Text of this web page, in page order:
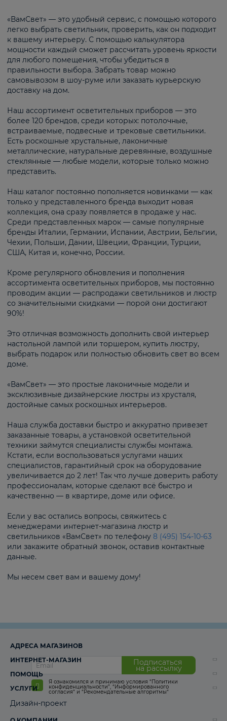
«ВамСвет» — это удобный сервис, с помощью которого
легко выбрать светильник, проверить, как он подходит
к вашему интерьеру. С помощью калькулятора
мощности каждый сможет рассчитать уровень яркости
для любого помещения, чтобы убедиться в
правильности выбора. Забрать товар можно
самовывозом в шоу-руме или заказать курьерскую
доставку на дом.
Наш ассортимент осветительных приборов — это
более 120 брендов, среди которых: потолочные,
встраиваемые, подвесные и трековые светильники.
Есть роскошные хрустальные, лаконичные
металлические, натуральные деревянные, воздушные
стеклянные — любые модели, которые только можно
представить.
Наш каталог постоянно пополняется новинками — как
только у представленного бренда выходит новая
коллекция, она сразу появляется в продаже у нас.
Среди представленных марок — самые популярные
бренды Италии, Германии, Испании, Австрии, Бельгии,
Чехии, Польши, Дании, Швеции, Франции, Турции,
США, Китая и, конечно, России.
Кроме регулярного обновления и пополнения
ассортимента осветительных приборов, мы постоянно
проводим акции — распродажи светильников и люстр
со значительными скидками — порой они достигают
90%!
Это отличная возможность дополнить свой интерьер
настольной лампой или торшером, купить люстру,
выбрать подарок или полностью обновить свет во всем
доме.
«ВамСвет» — это простые лаконичные модели и
эксклюзивные дизайнерские люстры из хрусталя,
достойные самых роскошных интерьеров.
Наша служба доставки быстро и аккуратно привезет
заказанные товары, а установкой осветительной
техники займутся специалисты службы монтажа.
Кстати, если воспользоваться услугами наших
специалистов, гарантийный срок на оборудование
увеличивается до 2 лет! Так что лучше доверить работу
профессионалам, которые сделают всё быстро и
качественно — в квартире, доме или офисе.
Если у вас остались вопросы, свяжитесь с
менеджерами интернет-магазина люстр и
светильников «ВамСвет» по телефону 8 (495) 154-10-63
или закажите обратный звонок, оставив контактные
данные.
Мы несем свет вам и вашему дому!
Подписаться
на рассылку
Я ознакомился и принимаю условия “Политики
конфиденциальности”, “Информированного
согласия“ и “Рекомендательные алгоритмы“
АДРЕСА МАГАЗИНОВ
ИНТЕРНЕТ-МАГАЗИН
ПОМОЩЬ
УСЛУГИ
Дизайн-проект